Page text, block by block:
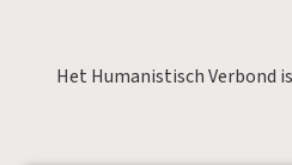
Het Humanistisch Verbond